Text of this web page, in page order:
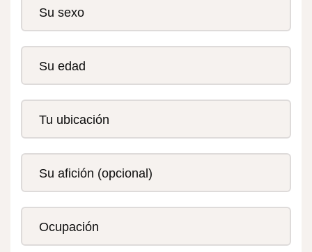
Su sexo
Hombre
Su edad
Tu ubicación
Su afición (opcional)
Ocupación